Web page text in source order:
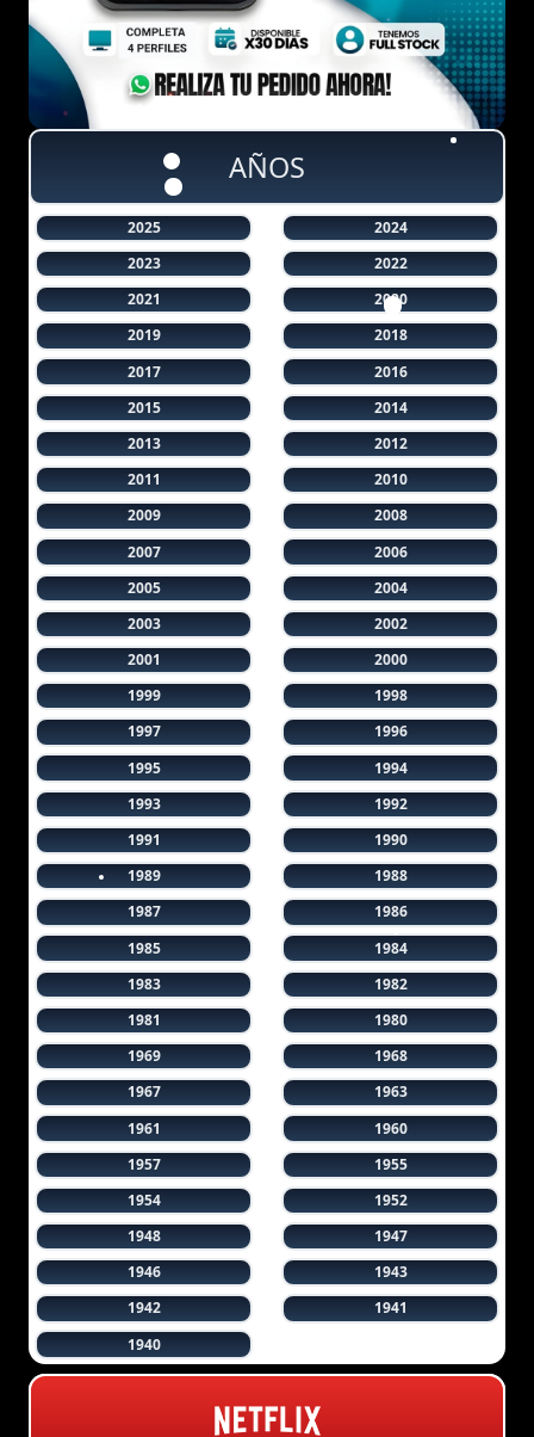
AÑOS
2025
2024
2023
2022
2021
2020
2019
2018
2017
2016
2015
2014
2013
2012
2011
2010
2009
2008
2007
2006
2005
2004
2003
2002
2001
2000
1999
1998
1997
1996
1995
1994
1993
1992
1991
1990
1989
1988
1987
1986
1985
1984
1983
1982
1981
1980
1969
1968
1967
1963
1961
1960
1957
1955
1954
1952
1948
1947
1946
1943
1942
1941
1940